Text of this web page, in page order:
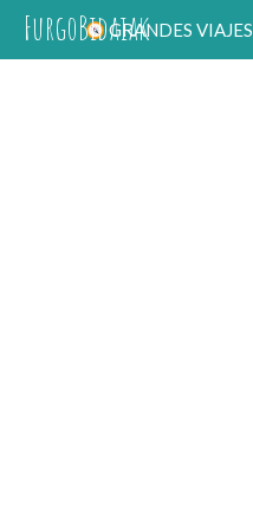
FurgoBidaiakGRANDES VIAJES